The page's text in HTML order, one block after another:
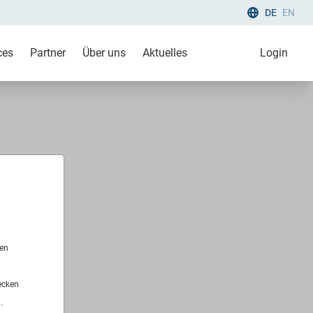
DE EN
Partner Über uns Aktuelles Login